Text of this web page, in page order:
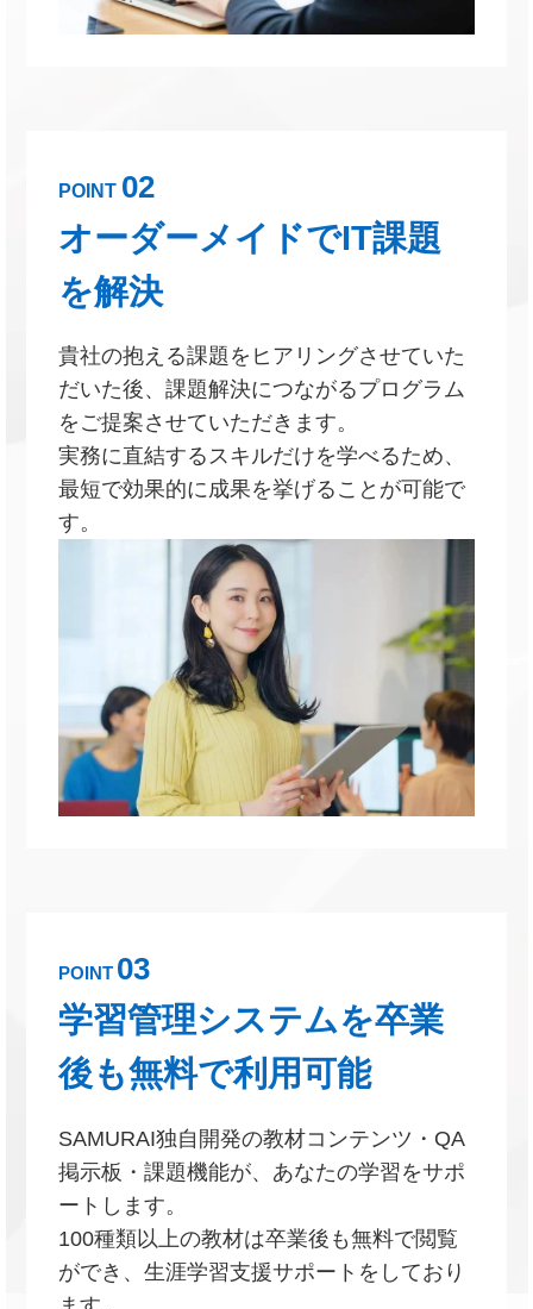
POINT 02
オーダーメイドでIT課題
を解決
貴社の抱える課題をヒアリングさせていた
だいた後、課題解決につながるプログラム
をご提案させていただきます。
実務に直結するスキルだけを学べるため、
最短で効果的に成果を挙げることが可能で
す。
POINT 03
学習管理システムを卒業
後も無料で利用可能
SAMURAI独自開発の教材コンテンツ・QA
掲示板・課題機能が、あなたの学習をサポ
ートします。
100種類以上の教材は卒業後も無料で閲覧
ができ、生涯学習支援サポートをしており